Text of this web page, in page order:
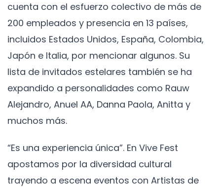
cuenta con el esfuerzo colectivo de más de
200 empleados y presencia en 13 países,
incluidos Estados Unidos, España, Colombia,
Japón e Italia, por mencionar algunos. Su
lista de invitados estelares también se ha
expandido a personalidades como Rauw
Alejandro, Anuel AA, Danna Paola, Anitta y
muchos más.
“Es una experiencia única”. En Vive Fest
apostamos por la diversidad cultural
trayendo a escena eventos con Artistas de